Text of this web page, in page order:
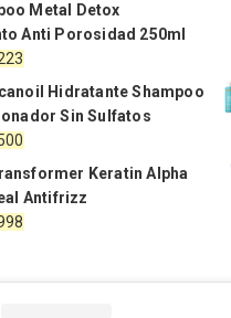
Metal Detox
Anti Porosidad 250ml
precio
actual
es:
$2.223.
Hidratante Shampoo
Sin Sulfatos
precio
actual
es:
$4.500.
Keratin Alpha
Antifrizz